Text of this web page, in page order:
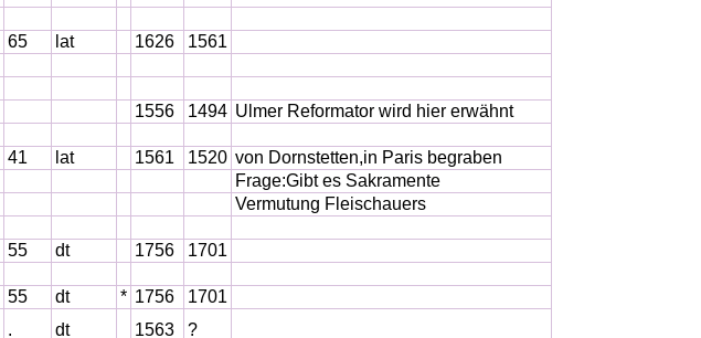
65 lat 1626
1561
1556 1494 Ulmer Reformator wird hier erwähnt
41 lat 1561 1520 von Dornstetten,in Paris begraben
Frage:Gibt es Sakramente
Vermutung Fleischauers
55 dt 1756
1701
55 dt * 1756
1701
. dt 1563
?